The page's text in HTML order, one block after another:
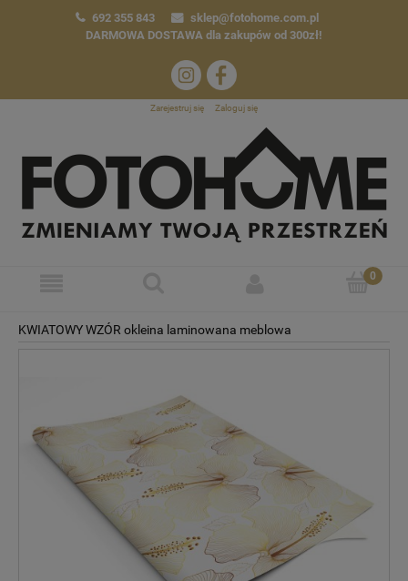
692 355 843
sklep@fotohome.com.pl
DARMOWA DOSTAWA dla zakupów od 300zł!
Zarejestruj się Zaloguj się
KWIATOWY WZÓR okleina laminowana meblowa